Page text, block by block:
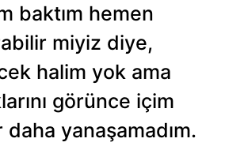
aşağıda yer alan panel
Çerezlere ilişkin detaylı bilgi
Korunması Kanunu uyarınca
Metnimizi okumak ve sitemizde
baktım hemen
miyiz diye,
halim yok ama
görünce içim
daha yanaşamadım.